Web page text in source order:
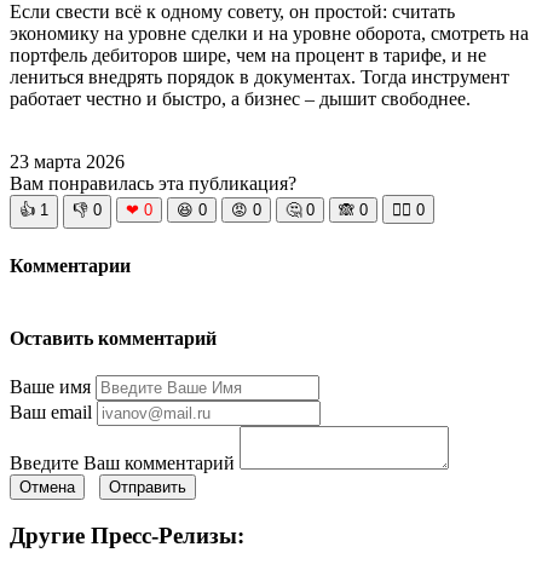
Если свести всё к одному совету, он простой: считать
экономику на уровне сделки и на уровне оборота, смотреть на
портфель дебиторов шире, чем на процент в тарифе, и не
лениться внедрять порядок в документах. Тогда инструмент
работает честно и быстро, а бизнес – дышит свободнее.
23 марта 2026
Вам понравилась эта публикация?
👍 1 👎 0 ❤ 0 😆 0 😡 0 🤔 0 🙈 0 🧘‍♀️ 0
Комментарии
Оставить комментарий
Ваше имя
Ваш email
Введите Ваш комментарий
Отмена Отправить
Другие Пресс-Релизы: